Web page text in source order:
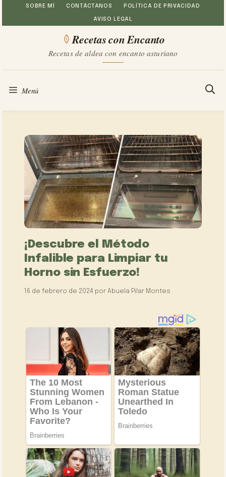
Saltar
al
SOBRE MÍ CONTÁCTANOS POLÍTICA DE PRIVACIDAD
AVISO LEGAL
Recetas con Encanto
Recetas de aldea con encanto asturiano
Menú
¡Descubre el Método
Infalible para Limpiar tu
Horno sin Esfuerzo!
16 de febrero de 2024 porAbuela Pilar Montes